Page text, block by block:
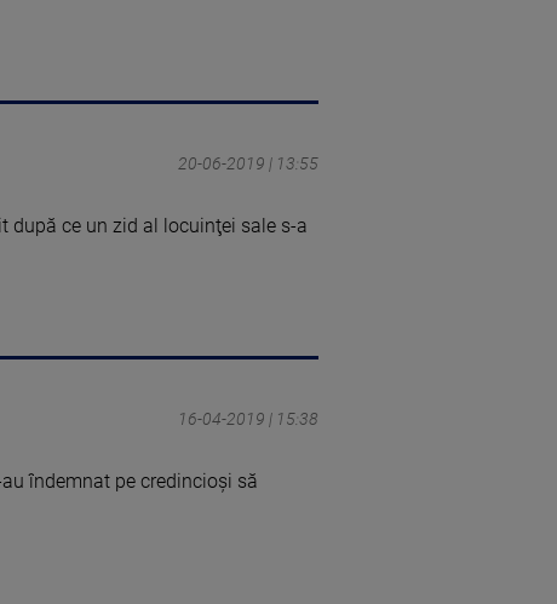
20-06-2019 | 13:55
după ce un zid al locuinţei sale s-a
16-04-2019 | 15:38
îndemnat pe credincioşi să